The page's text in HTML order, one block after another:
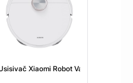
EU
Xiaomi Robot Vacuum S40 Pro